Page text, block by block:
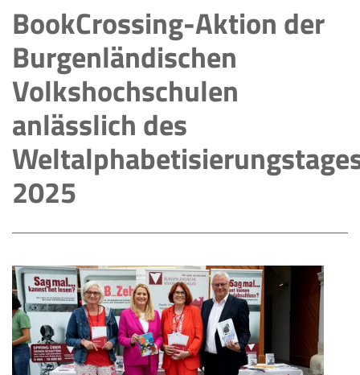
BookCrossing-Aktion der
Burgenländischen
Volkshochschulen
anlässlich des
2025